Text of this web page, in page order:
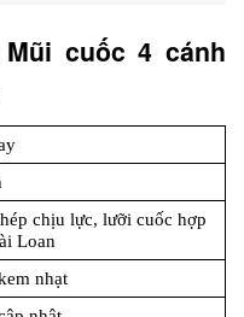
cuốc 4 cánh
chịu lực, lưỡi cuốc hợp
Loan
nhạt